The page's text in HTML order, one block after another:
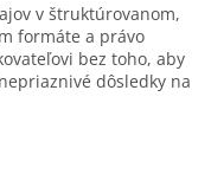
v štruktúrovanom,
formáte a právo
bez toho, aby
dôsledky na